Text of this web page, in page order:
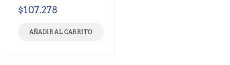
$107.278
AÑADIR AL CARRITO